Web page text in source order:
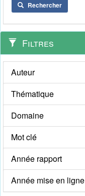
Rechercher
Filtres
Auteur
Thématique
Domaine
Mot clé
Année rapport
Année mise en ligne